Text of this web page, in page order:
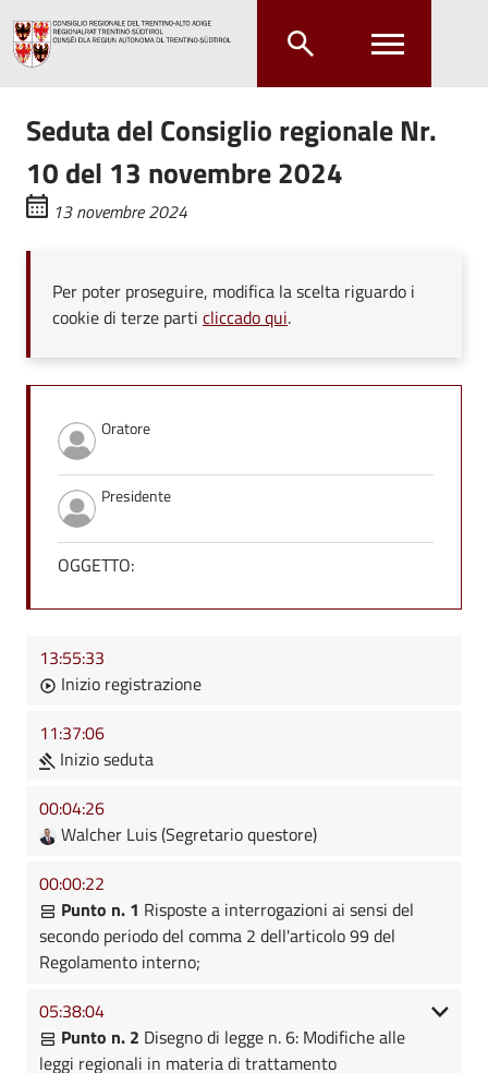
Seduta del Consiglio regionale Nr.
10 del 13 novembre 2024
13 novembre 2024
Per poter proseguire, modifica la scelta riguardo i
cookie di terze parti cliccado qui.
Oratore
Presidente
OGGETTO:
13:55:33
Inizio registrazione
11:37:06
Inizio seduta
00:04:26
Walcher Luis (Segretario questore)
00:00:22
Punto n. 1 Risposte a interrogazioni ai sensi del
secondo periodo del comma 2 dell'articolo 99 del
Regolamento interno;
05:38:04
Punto n. 2 Disegno di legge n. 6: Modifiche alle
leggi regionali in materia di trattamento